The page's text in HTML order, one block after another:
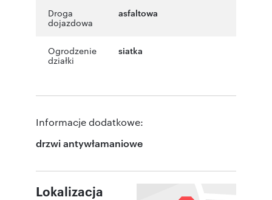
Droga
dojazdowa
asfaltowa
Ogrodzenie
działki
siatka
Informacje dodatkowe:
drzwi antywłamaniowe
Lokalizacja